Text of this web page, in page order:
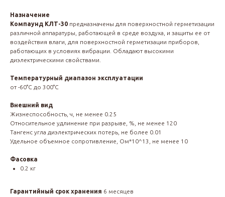
Назначение
Компаунд КЛТ-30 предназначены для поверхностной герметизации
различной аппаратуры, работающей в среде воздуха, и защиты ее от
воздействия влаги, для поверхностной герметизации приборов,
работающих в условиях вибрации. Обладают высокими
диэлектрическими свойствами.
Температурный диапазон эксплуатации
от -60°С до 300°С
Внешний вид
Жизнеспособность, ч, не менее 0.25
Относительное удлинение при разрыве, %, не менее 120
Тангенс угла диэлектрических потерь, не более 0.01
Удельное объемное сопротивление, Ом*10^13, не менее 10
Фасовка
0.2 кг
Гарантийный срок хранения 6 месяцев